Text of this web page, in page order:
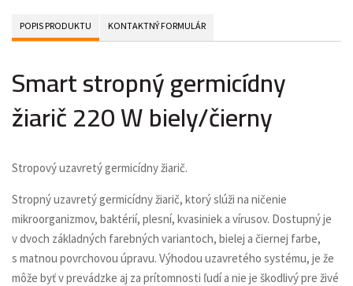
POPIS PRODUKTU KONTAKTNÝ FORMULÁR
Smart stropný germicídny
žiarič 220 W biely/čierny
Stropový uzavretý germicídny žiarič.
Stropný uzavretý germicídny žiarič, ktorý slúži na ničenie
mikroorganizmov, baktérií, plesní, kvasiniek a vírusov. Dostupný je
v dvoch základných farebných variantoch, bielej a čiernej farbe,
s matnou povrchovou úpravu. Výhodou uzavretého systému, je že
môže byť v prevádzke aj za prítomnosti ľudí a nie je škodlivý pre živé